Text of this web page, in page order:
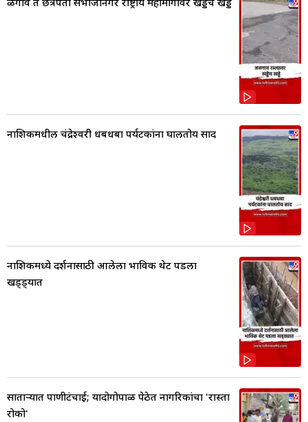
नाशिकमधील चंद्रेश्वरी धबधबा पर्यटकांना घालतोय साद
नाशिकमध्ये दर्शनासाठी आलेला भाविक थेट पडला
खड्ड्यात
साताऱ्यात पाणीटंचाई; यादोगोपाळ पेठेत नागरिकांचा 'रास्ता
रोको'